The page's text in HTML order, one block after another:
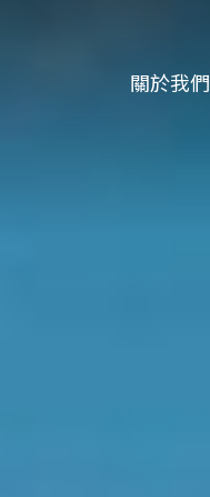
關於我們